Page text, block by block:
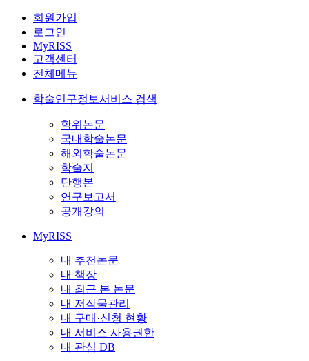
회원가입
로그인
MyRISS
고객센터
전체메뉴
학술연구정보서비스 검색
학위논문
국내학술논문
해외학술논문
학술지
단행본
연구보고서
공개강의
MyRISS
내 추천논문
내 책장
내 최근 본 논문
내 저작물관리
내 구매·신청 현황
내 서비스 사용권한
내 관심 DB